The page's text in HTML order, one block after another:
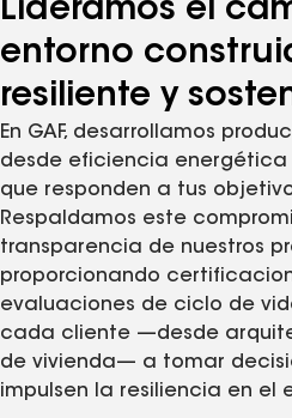
Lideramos el
entorno
resiliente y
En GAF, desarrollamos
desde eficiencia
que responden a tus
Respaldamos este
transparencia de nuestros
proporcionando
evaluaciones de ciclo de
cada cliente —desde
de vivienda— a tomar
impulsen la resiliencia en el